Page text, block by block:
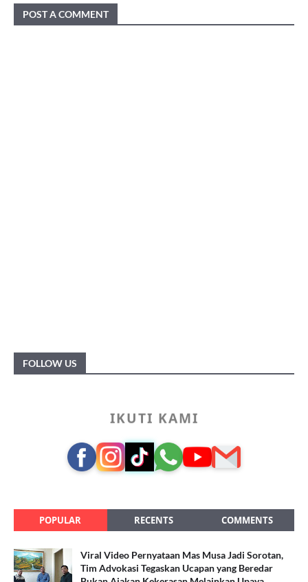
POST A COMMENT
FOLLOW US
IKUTI KAMI
POPULAR RECENTS COMMENTS
Viral Video Pernyataan Mas Musa Jadi Sorotan,
Tim Advokasi Tegaskan Ucapan yang Beredar